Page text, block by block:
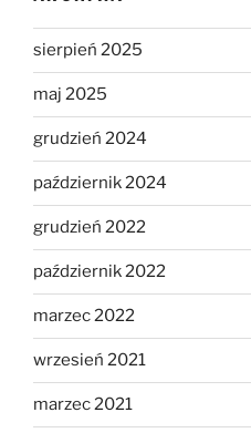
sierpień 2025
maj 2025
grudzień 2024
październik 2024
grudzień 2022
październik 2022
marzec 2022
wrzesień 2021
marzec 2021